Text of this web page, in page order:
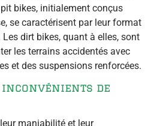
bikes, initialement conçus
se caractérisent par leur format
dirt bikes, quant à elles, sont
les terrains accidentés avec
et des suspensions renforcées.
inconvénients de
maniabilité et leur